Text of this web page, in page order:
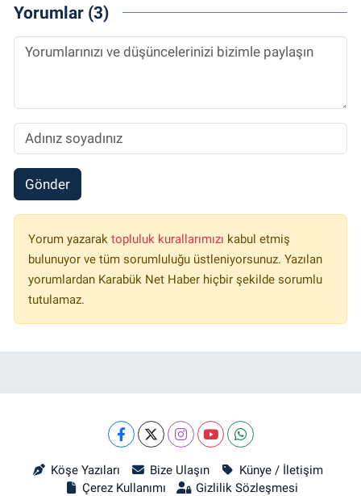
Yorumlar (3)
Gönder
Yorum yazarak topluluk kurallarımızı kabul etmiş
bulunuyor ve tüm sorumluluğu üstleniyorsunuz. Yazılan
yorumlardan Karabük Net Haber hiçbir şekilde sorumlu
tutulamaz.
Köşe Yazıları Bize Ulaşın
Künye / İletişim
Çerez Kullanımı
Gizlilik Sözleşmesi